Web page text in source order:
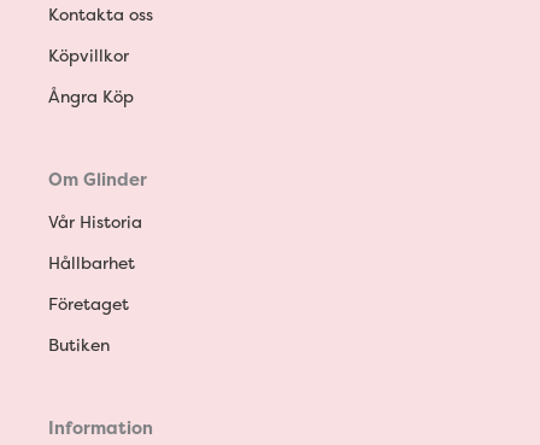
Kontakta oss
Köpvillkor
Ångra Köp
Om Glinder
Vår Historia
Hållbarhet
Företaget
Butiken
Information